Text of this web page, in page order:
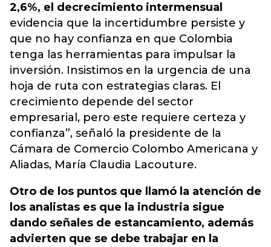
2,6%, el decrecimiento intermensual
evidencia que la incertidumbre persiste y
que no hay confianza en que Colombia
tenga las herramientas para impulsar la
inversión. Insistimos en la urgencia de una
hoja de ruta con estrategias claras. El
crecimiento depende del sector
empresarial, pero este requiere certeza y
confianza”, señaló la presidente de la
Cámara de Comercio Colombo Americana y
Aliadas, María Claudia Lacouture.
Otro de los puntos que llamó la atención de
los analistas es que la industria sigue
dando señales de estancamiento, además
advierten que se debe trabajar en la